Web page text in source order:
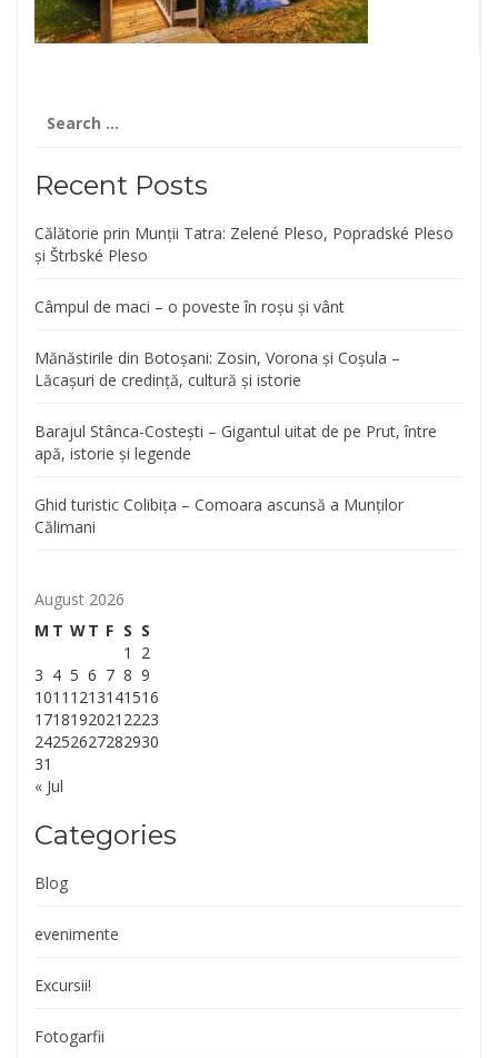
for:
Recent Posts
Călătorie prin Munții Tatra: Zelené Pleso, Popradské Pleso
și Štrbské Pleso
Câmpul de maci – o poveste în roșu și vânt
Mănăstirile din Botoșani: Zosin, Vorona și Coșula –
Lăcașuri de credință, cultură și istorie
Barajul Stânca-Costești – Gigantul uitat de pe Prut, între
apă, istorie și legende
Ghid turistic Colibița – Comoara ascunsă a Munților
Călimani
August 2026
M T WT F S S
« Jul
1
2
3 4 5 6 7 8 9
1011 1213141516
1718192021 2223
24252627282930
31
Categories
Blog
evenimente
Excursii!
Fotogarfii